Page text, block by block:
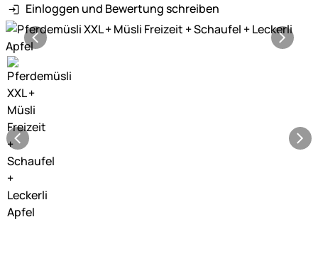
Einloggen und Bewertung schreiben
Produktgalerie